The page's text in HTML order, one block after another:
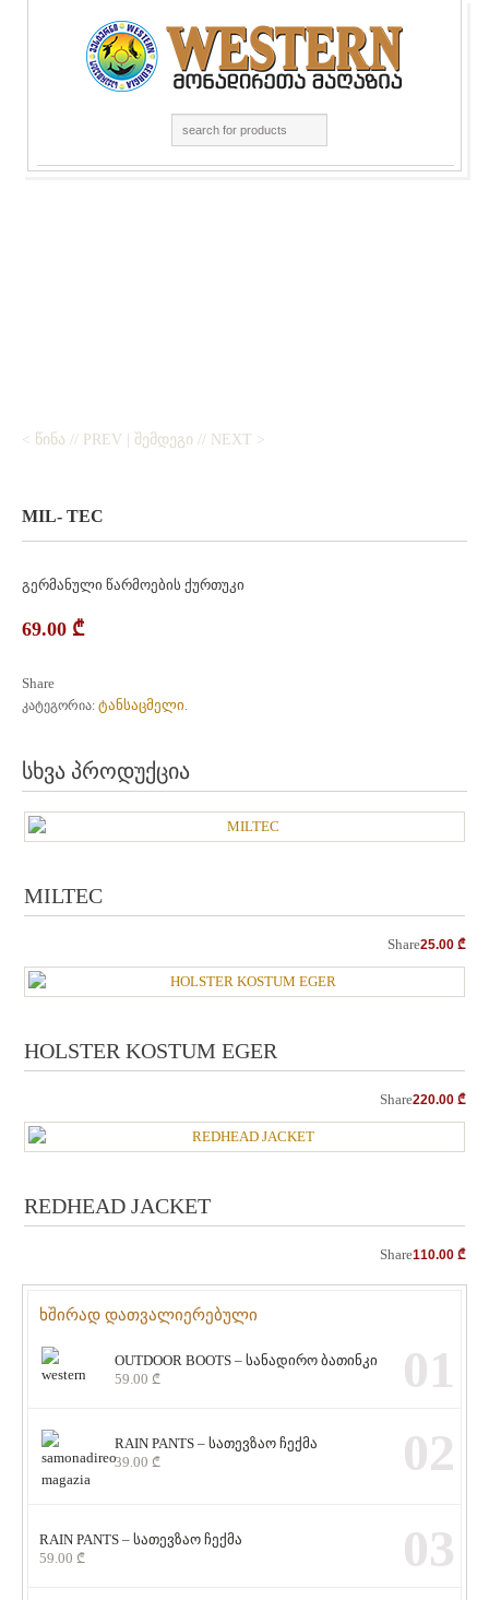
< ᲬᲘᲜᲐ // PREV | ᲨᲔᲛᲓᲔᲒᲘ // NEXT >
MIL- TEC
გერმანული წარმოების ქურთუკი
69.00 ₾
Share
კატეგორია: ტანსაცმელი
სხვა პროდუქცია
MILTEC
25.00 ₾
Share
HOLSTER KOSTUM EGER
220.00 ₾
Share
REDHEAD JACKET
110.00 ₾
Share
ხშირად დათვალიერებული
OUTDOOR BOOTS – სანადირო ბათინკი
59.00 ₾ 01
RAIN PANTS – სათევზაო ჩექმა
39.00 ₾ 02
RAIN PANTS – სათევზაო ჩექმა
59.00 ₾ 03